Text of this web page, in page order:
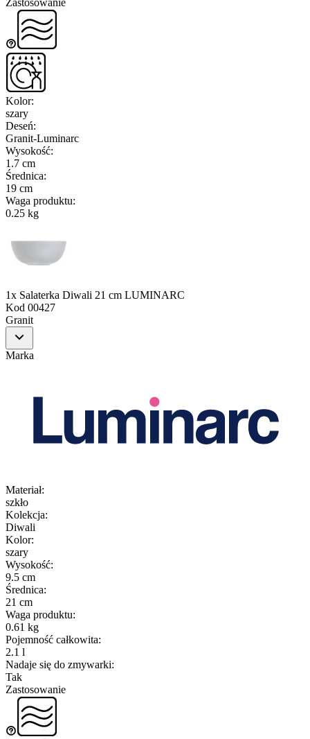
Kolor:
szary
Deseń:
Granit-Luminarc
Wysokość:
1.7 cm
Średnica:
19 cm
Waga produktu:
0.25 kg
1x Salaterka Diwali 21 cm LUMINARC
Kod 00427
Granit
Marka
Materiał:
szkło
Kolekcja:
Diwali
Kolor:
szary
Wysokość:
9.5 cm
Średnica:
21 cm
Waga produktu:
0.61 kg
Pojemność całkowita:
2.1 l
Nadaje się do zmywarki:
Tak
Zastosowanie